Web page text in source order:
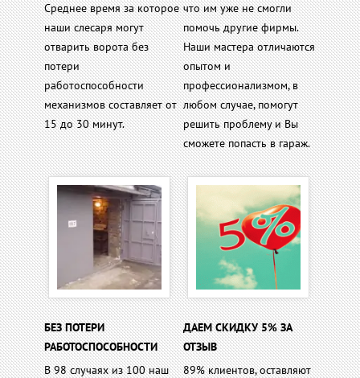
Среднее время за которое
наши слесаря могут
отварить ворота без
потери
работоспособности
механизмов составляет от
15 до 30 минут.
что им уже не смогли
помочь другие фирмы.
Наши мастера отличаются
опытом и
профессионализмом, в
любом случае, помогут
решить проблему и Вы
сможете попасть в гараж.
БЕЗ ПОТЕРИ
РАБОТОСПОСОБНОСТИ
В 98 случаях из 100 наш
ДАЕМ СКИДКУ 5% ЗА
ОТЗЫВ
89% клиентов, оставляют